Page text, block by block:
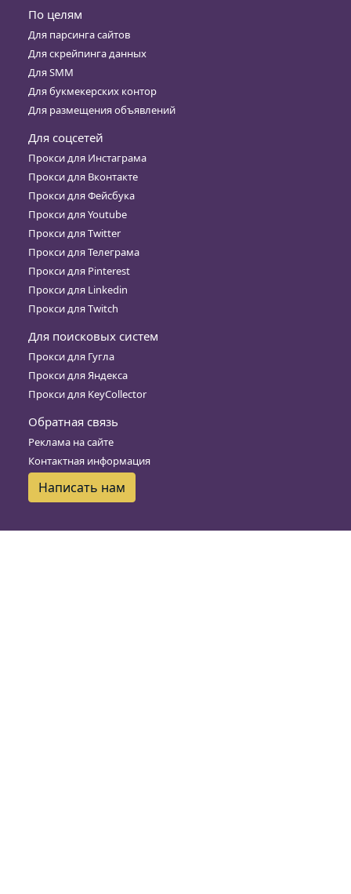
По целям
Для парсинга сайтов
Для скрейпинга данных
Для SMM
Для букмекерских контор
Для размещения объявлений
Для соцсетей
Прокси для Инстаграма
Прокси для Вконтакте
Прокси для Фейсбука
Прокси для Youtube
Прокси для Twitter
Прокси для Телеграма
Прокси для Pinterest
Прокси для Linkedin
Прокси для Twitch
Для поисковых систем
Прокси для Гугла
Прокси для Яндекса
Прокси для KeyCollector
Обратная связь
Реклама на сайте
Контактная информация
Написать нам